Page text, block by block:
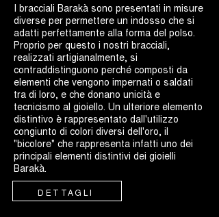
I bracciali Barakà sono presentati in misure
diverse per permettere un indosso che si
adatti perfettamente alla forma del polso.
Proprio per questo i nostri bracciali,
realizzati artigianalmente, si
contraddistinguono perché composti da
elementi che vengono impernati o saldati
tra di loro, e che donano unicità e
tecnicismo al gioiello. Un ulteriore elemento
distintivo è rappresentato dall'utilizzo
congiunto di colori diversi dell'oro, il
"bicolore" che rappresenta infatti uno dei
principali elementi distintivi dei gioielli
Barakà.
DETTAGLI